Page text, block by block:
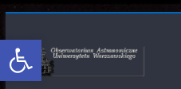
Otwórz pasek narzędzi